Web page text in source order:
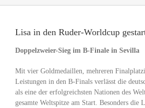
Bild
Lisa in den Ruder-Worldcup
Doppelzweier-Sieg im B-Finale in Sevilla
Mit vier Goldmedaillen, mehreren
Leistungen in den B-Finals verlässt die
als eine der erfolgreichsten Nationen des
gesamte Weltspitze am Start. Besonders die